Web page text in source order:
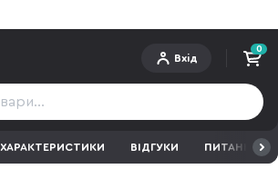
Вхід
0
ХАРАКТЕРИСТИКИ ВІДГУКИ ПИТАННЯ ТА